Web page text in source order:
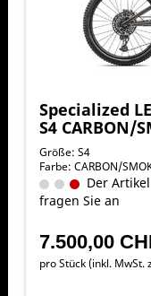
Specialized
S4 CARBON/
Größe: S4
Farbe: CARBON/
Der Artikel
fragen Sie an
7.500,00
pro Stück (inkl. MwSt.